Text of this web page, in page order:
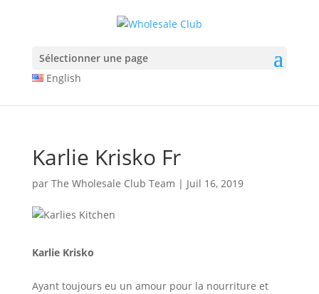
Sélectionner une page
English
Karlie Krisko Fr
par The Wholesale Club Team | Juil 16, 2019
Karlie Krisko
Ayant toujours eu un amour pour la nourriture et
Protein types explained -https://www.youtube.com/
Cleveland Clinic Hormones -https://www.youtube.com/
HGH and Performance -
Multi-joint vs Single-joint -https://pubmed.ncbi.nlm.nih.gov/